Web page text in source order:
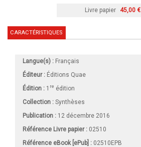
Livre papier 45,00 €
CARACTÉRISTIQUES
Langue(s) : Français
Éditeur : Éditions Quae
Édition : 1 re édition
Collection : Synthèses
Publication : 12 décembre 2016
Référence Livre papier : 02510
Référence eBook [ePub] : 02510EPB